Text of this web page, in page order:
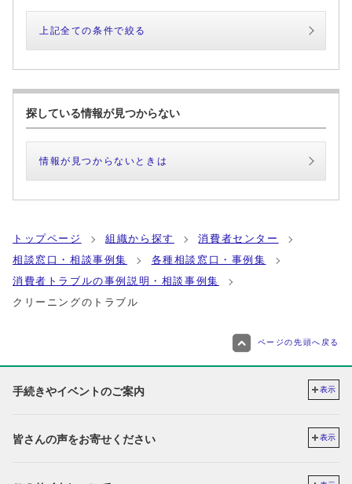
上記全ての条件で絞る
探している情報が見つからない
情報が見つからないときは
トップページ 組織から探す
消費者センター
相談窓口・相談事例集
各種相談窓口・事例集
消費者トラブルの事例説明・相談事例集
クリーニングのトラブル
ページの先頭へ戻る
手続きやイベントのご案内 表示
皆さんの声をお寄せください 表示